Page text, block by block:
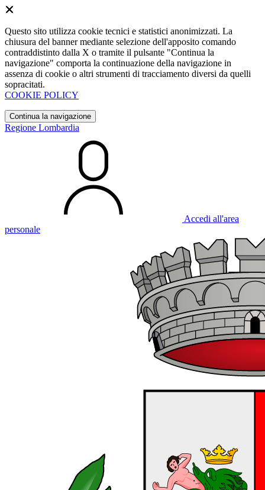
Questo sito utilizza cookie tecnici e statistici anonimizzati. La
chiusura del banner mediante selezione dell'apposito comando
contraddistinto dalla X o tramite il pulsante "Continua la
navigazione" comporta la continuazione della navigazione in
assenza di cookie o altri strumenti di tracciamento diversi da quelli
sopracitati.
COOKIE POLICY
Continua la navigazione
Regione Lombardia
Accedi all'area
personale